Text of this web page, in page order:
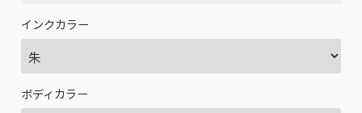
インクカラー
ボディカラー